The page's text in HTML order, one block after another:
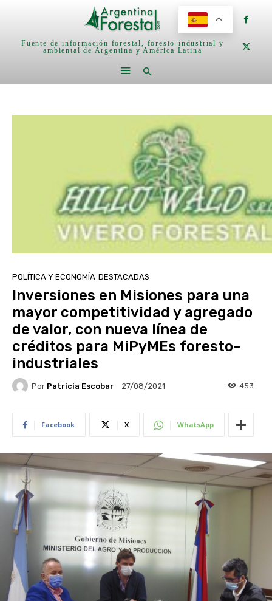
Fuente de información forestal, foresto-industrial y
ambiental de Argentina y América Latina
POLÍTICA Y ECONOMÍA DESTACADAS
Inversiones en Misiones para una
mayor competitividad y agregado
de valor, con nueva línea de
créditos para MiPyMEs foresto-
industriales
Por Patricia Escobar 27/08/2021 453
Facebook X WhatsApp